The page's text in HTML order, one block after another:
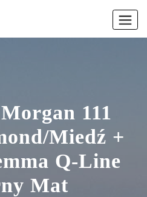
111
Miedź +
Q-Line
Mat